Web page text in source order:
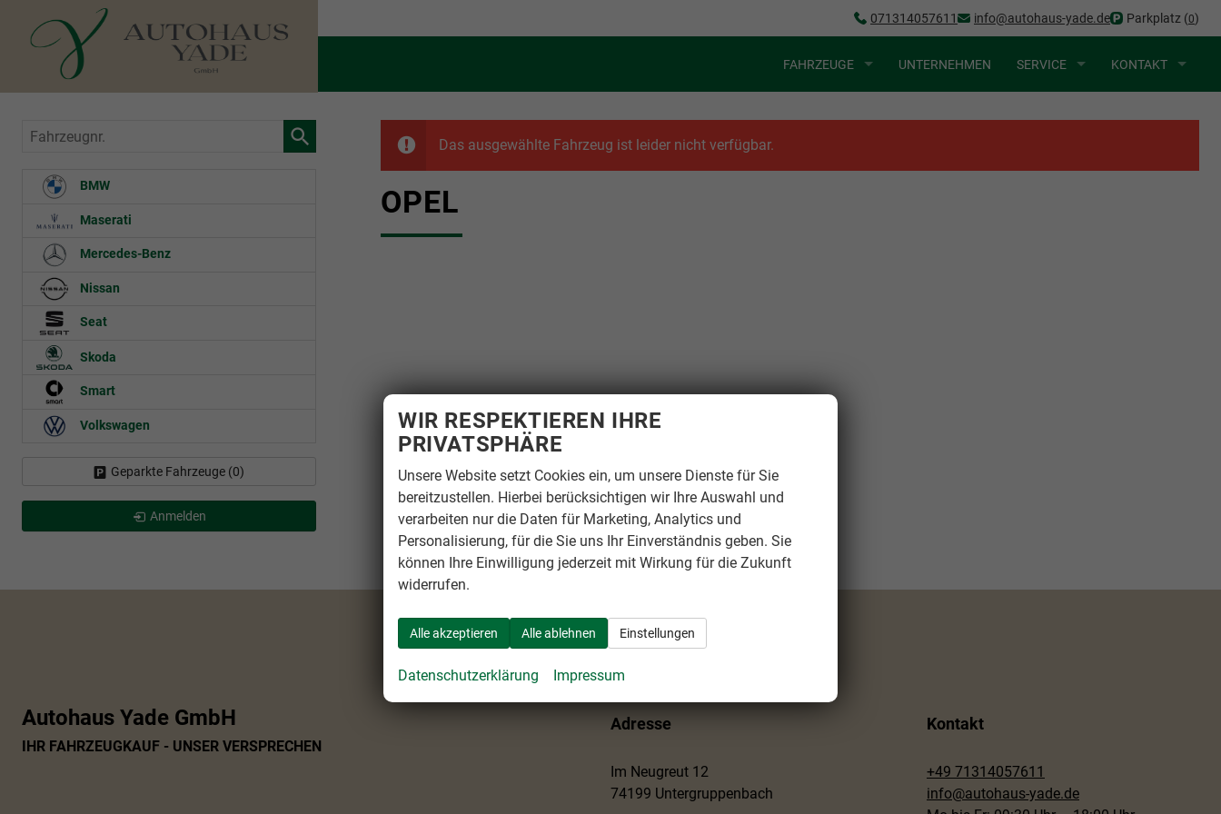
071314057611 info@autohaus-yade.de Parkplatz (0)
FAHRZEUGE UNTERNEHMEN SERVICE KONTAKT
Das ausgewählte Fahrzeug ist leider nicht verfügbar.
OPEL
Fahrzeugnr.
BMW
Maserati
Mercedes-Benz
Nissan
Seat
Skoda
Smart
Volkswagen
Geparkte Fahrzeuge (0)
Anmelden
Autohaus Yade GmbH
IHR FAHRZEUGKAUF - UNSER VERSPRECHEN
Adresse
Im Neugreut 12
74199 Untergruppenbach
Kontakt
+49 71314057611
info@autohaus-yade.de
WIR RESPEKTIEREN IHRE
PRIVATSPHÄRE
Unsere Website setzt Cookies ein, um unsere Dienste für Sie
bereitzustellen. Hierbei berücksichtigen wir Ihre Auswahl und
verarbeiten nur die Daten für Marketing, Analytics und
Personalisierung, für die Sie uns Ihr Einverständnis geben. Sie
können Ihre Einwilligung jederzeit mit Wirkung für die Zukunft
widerrufen.
Alle akzeptieren Alle ablehnen Einstellungen
Datenschutzerklärung Impressum